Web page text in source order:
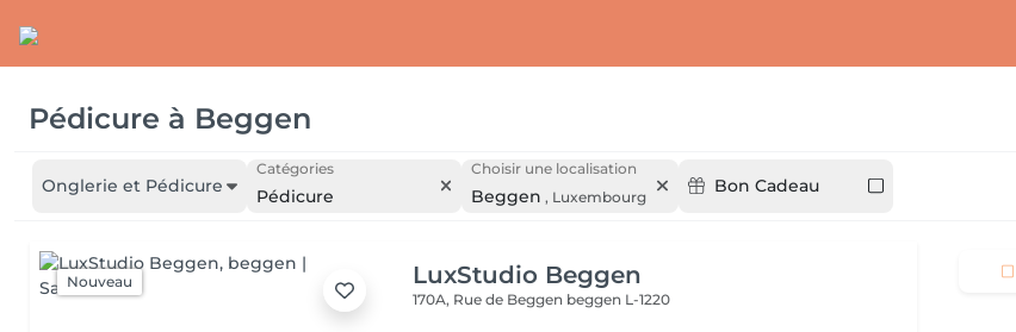
Pédicure à Beggen
Onglerie et Pédicure
Catégories
Pédicure
Choisir une localisation
Beggen , Luxembourg
Bon Cadeau
Nouveau LuxStudio Beggen
170A, Rue de Beggen beggen L-1220